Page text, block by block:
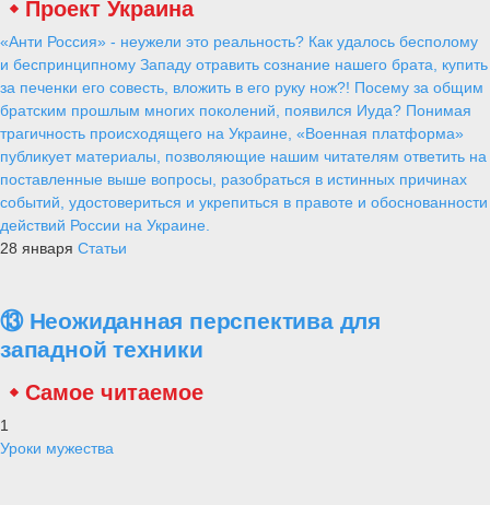
«Адмирал Касатонов» выходит на
финишную прямую
Alex
14 августа 2019
1 038 0 0
Госиспытания новейшего фрегата должна начаться уже в первый
осенний месяц.
Официальный представитель пресс-службы Министерства
том, в каком состоянии находится фрегат проекта 22350 «Адмирал
Касатонов». По словам Дыгало, на следующей неделе фрегат
сентябре корабль должен выйти на государственные испытания.
Фрегат, названный в честь известного советского военачальника,
больше сорока прослужившего на флоте, является первым в серии